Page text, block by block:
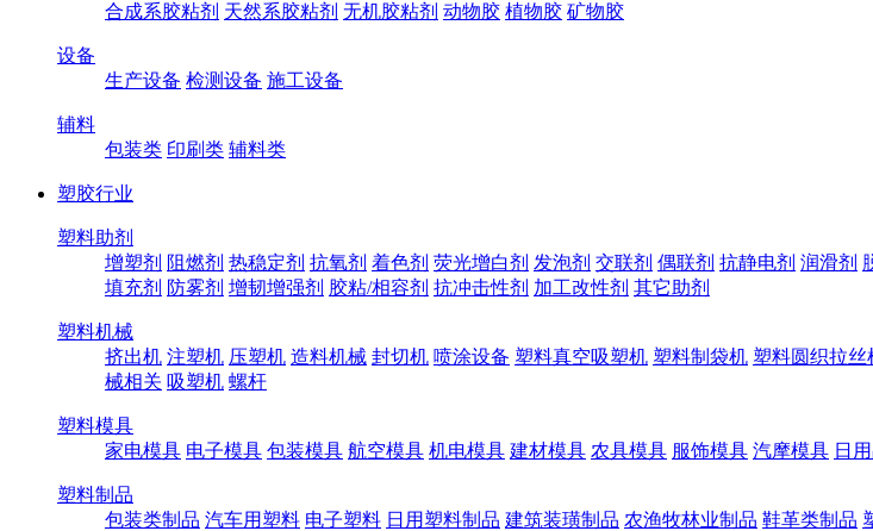
合成系胶粘剂 天然系胶粘剂 无机胶粘剂 动物胶 植物胶 矿物胶
设备
生产设备 检测设备 施工设备
辅料
包装类 印刷类 辅料类
塑胶行业
塑料助剂
增塑剂 阻燃剂 热稳定剂 抗氧剂 着色剂 荧光增白剂 发泡剂 交联剂 偶联剂 抗静电剂 润滑剂
填充剂 防雾剂 增韧增强剂 胶粘/相容剂 抗冲击性剂 加工改性剂 其它助剂
塑料机械
挤出机 注塑机 压塑机 造料机械 封切机 喷涂设备 塑料真空吸塑机 塑料制袋机 塑料圆织拉丝
械相关 吸塑机 螺杆
塑料模具
家电模具 电子模具 包装模具 航空模具 机电模具 建材模具 农具模具 服饰模具 汽摩模具 日
塑料制品
包装类制品 汽车用塑料 电子塑料 日用塑料制品 建筑装璜制品 农渔牧林业制品 鞋革类制品